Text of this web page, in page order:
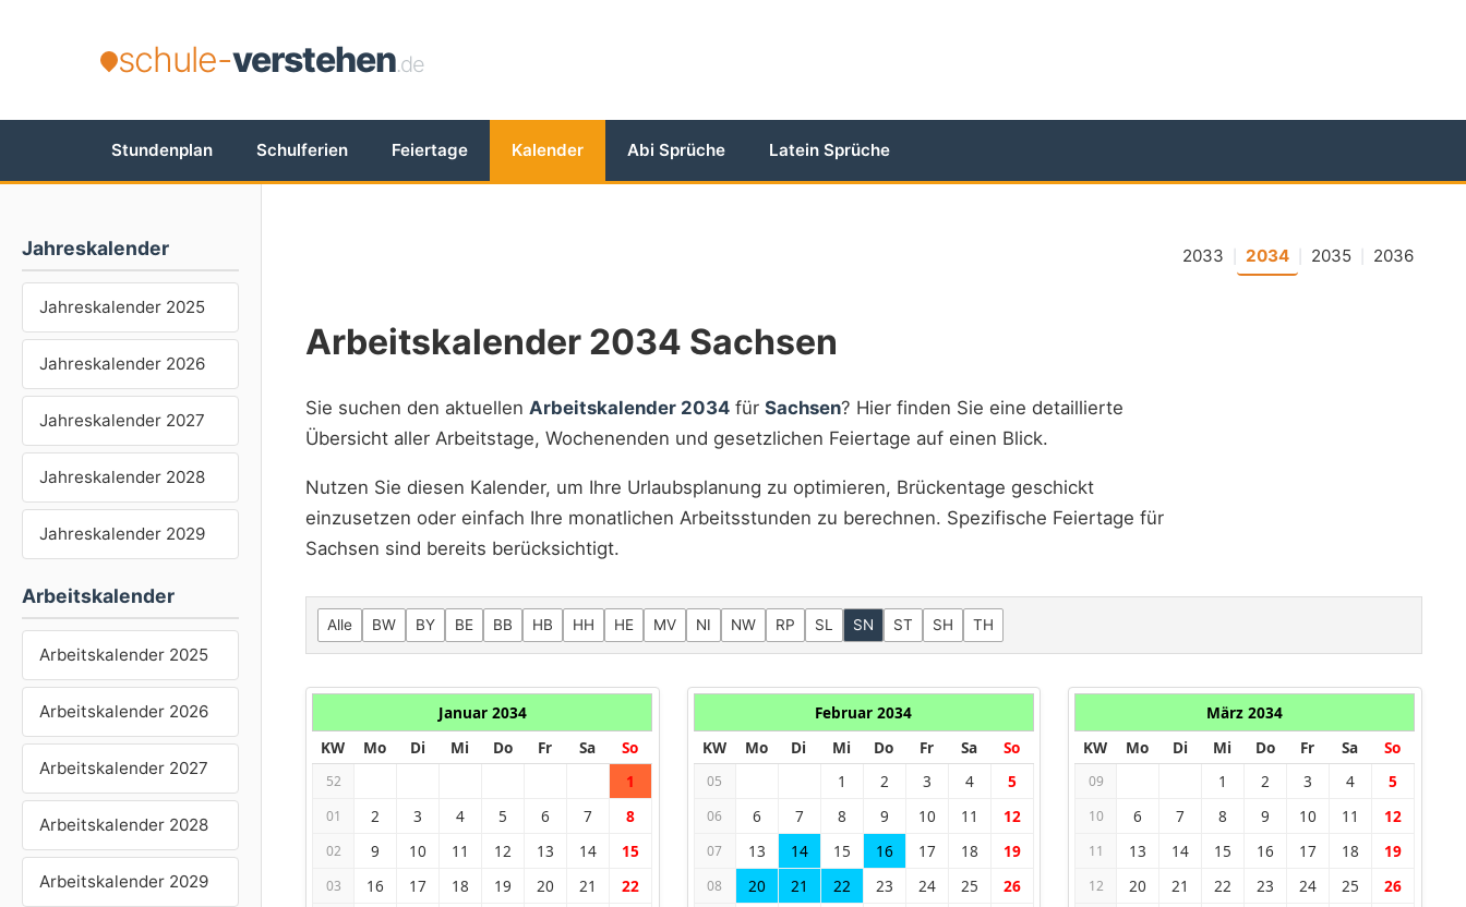
schule-verstehen.de
Stundenplan Schulferien Feiertage Kalender Abi Sprüche Latein Sprüche
Jahreskalender
Jahreskalender 2025
Jahreskalender 2026
Jahreskalender 2027
Jahreskalender 2028
Jahreskalender 2029
Arbeitskalender
Arbeitskalender 2025
Arbeitskalender 2026
Arbeitskalender 2027
Arbeitskalender 2028
Arbeitskalender 2029
2033 2034 2035 2036
Arbeitskalender 2034 Sachsen
Sie suchen den aktuellen Arbeitskalender 2034 für Sachsen? Hier finden Sie eine detaillierte
Übersicht aller Arbeitstage, Wochenenden und gesetzlichen Feiertage auf einen Blick.
Nutzen Sie diesen Kalender, um Ihre Urlaubsplanung zu optimieren, Brückentage geschickt
einzusetzen oder einfach Ihre monatlichen Arbeitsstunden zu berechnen. Spezifische Feiertage für
Sachsen sind bereits berücksichtigt.
Alle BW BY BE BB HB HH HE MV NI NW RP SL SN ST SH TH
Januar 2034
KW
Mo Di Mi Do Fr Sa So
52 1
01 2 3 4 5 6 7 8
02 9 10 11 12 13 14 15
03 16 17 18 19 20 21 22
Februar 2034
KW
Mo Di Mi Do Fr Sa So
05 1 2 3 4 5
06 6 7 8 9 10 11 12
07 13 14 15 16 17 18 19
08 20 21 22 23 24 25 26
März 2034
KW
Mo Di Mi Do Fr Sa So
09 1 2 3 4 5
10 6 7 8 9 10 11 12
11 13 14 15 16 17 18 19
12 20 21 22 23 24 25 26